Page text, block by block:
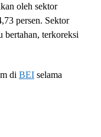
oleh sektor
persen. Sektor
bertahan, terkoreksi
di BEI selama